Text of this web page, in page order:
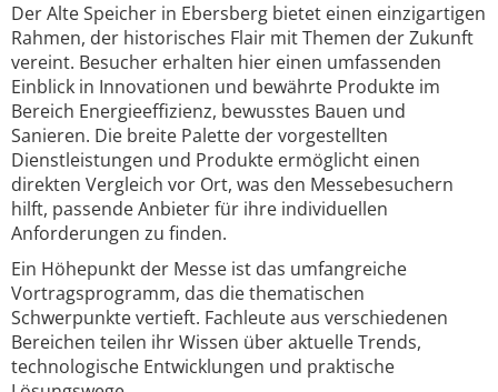
Der Alte Speicher in Ebersberg bietet einen einzigartigen
Rahmen, der historisches Flair mit Themen der Zukunft
vereint. Besucher erhalten hier einen umfassenden
Einblick in Innovationen und bewährte Produkte im
Bereich Energieeffizienz, bewusstes Bauen und
Sanieren. Die breite Palette der vorgestellten
Dienstleistungen und Produkte ermöglicht einen
direkten Vergleich vor Ort, was den Messebesuchern
hilft, passende Anbieter für ihre individuellen
Anforderungen zu finden.
Ein Höhepunkt der Messe ist das umfangreiche
Vortragsprogramm, das die thematischen
Schwerpunkte vertieft. Fachleute aus verschiedenen
Bereichen teilen ihr Wissen über aktuelle Trends,
technologische Entwicklungen und praktische